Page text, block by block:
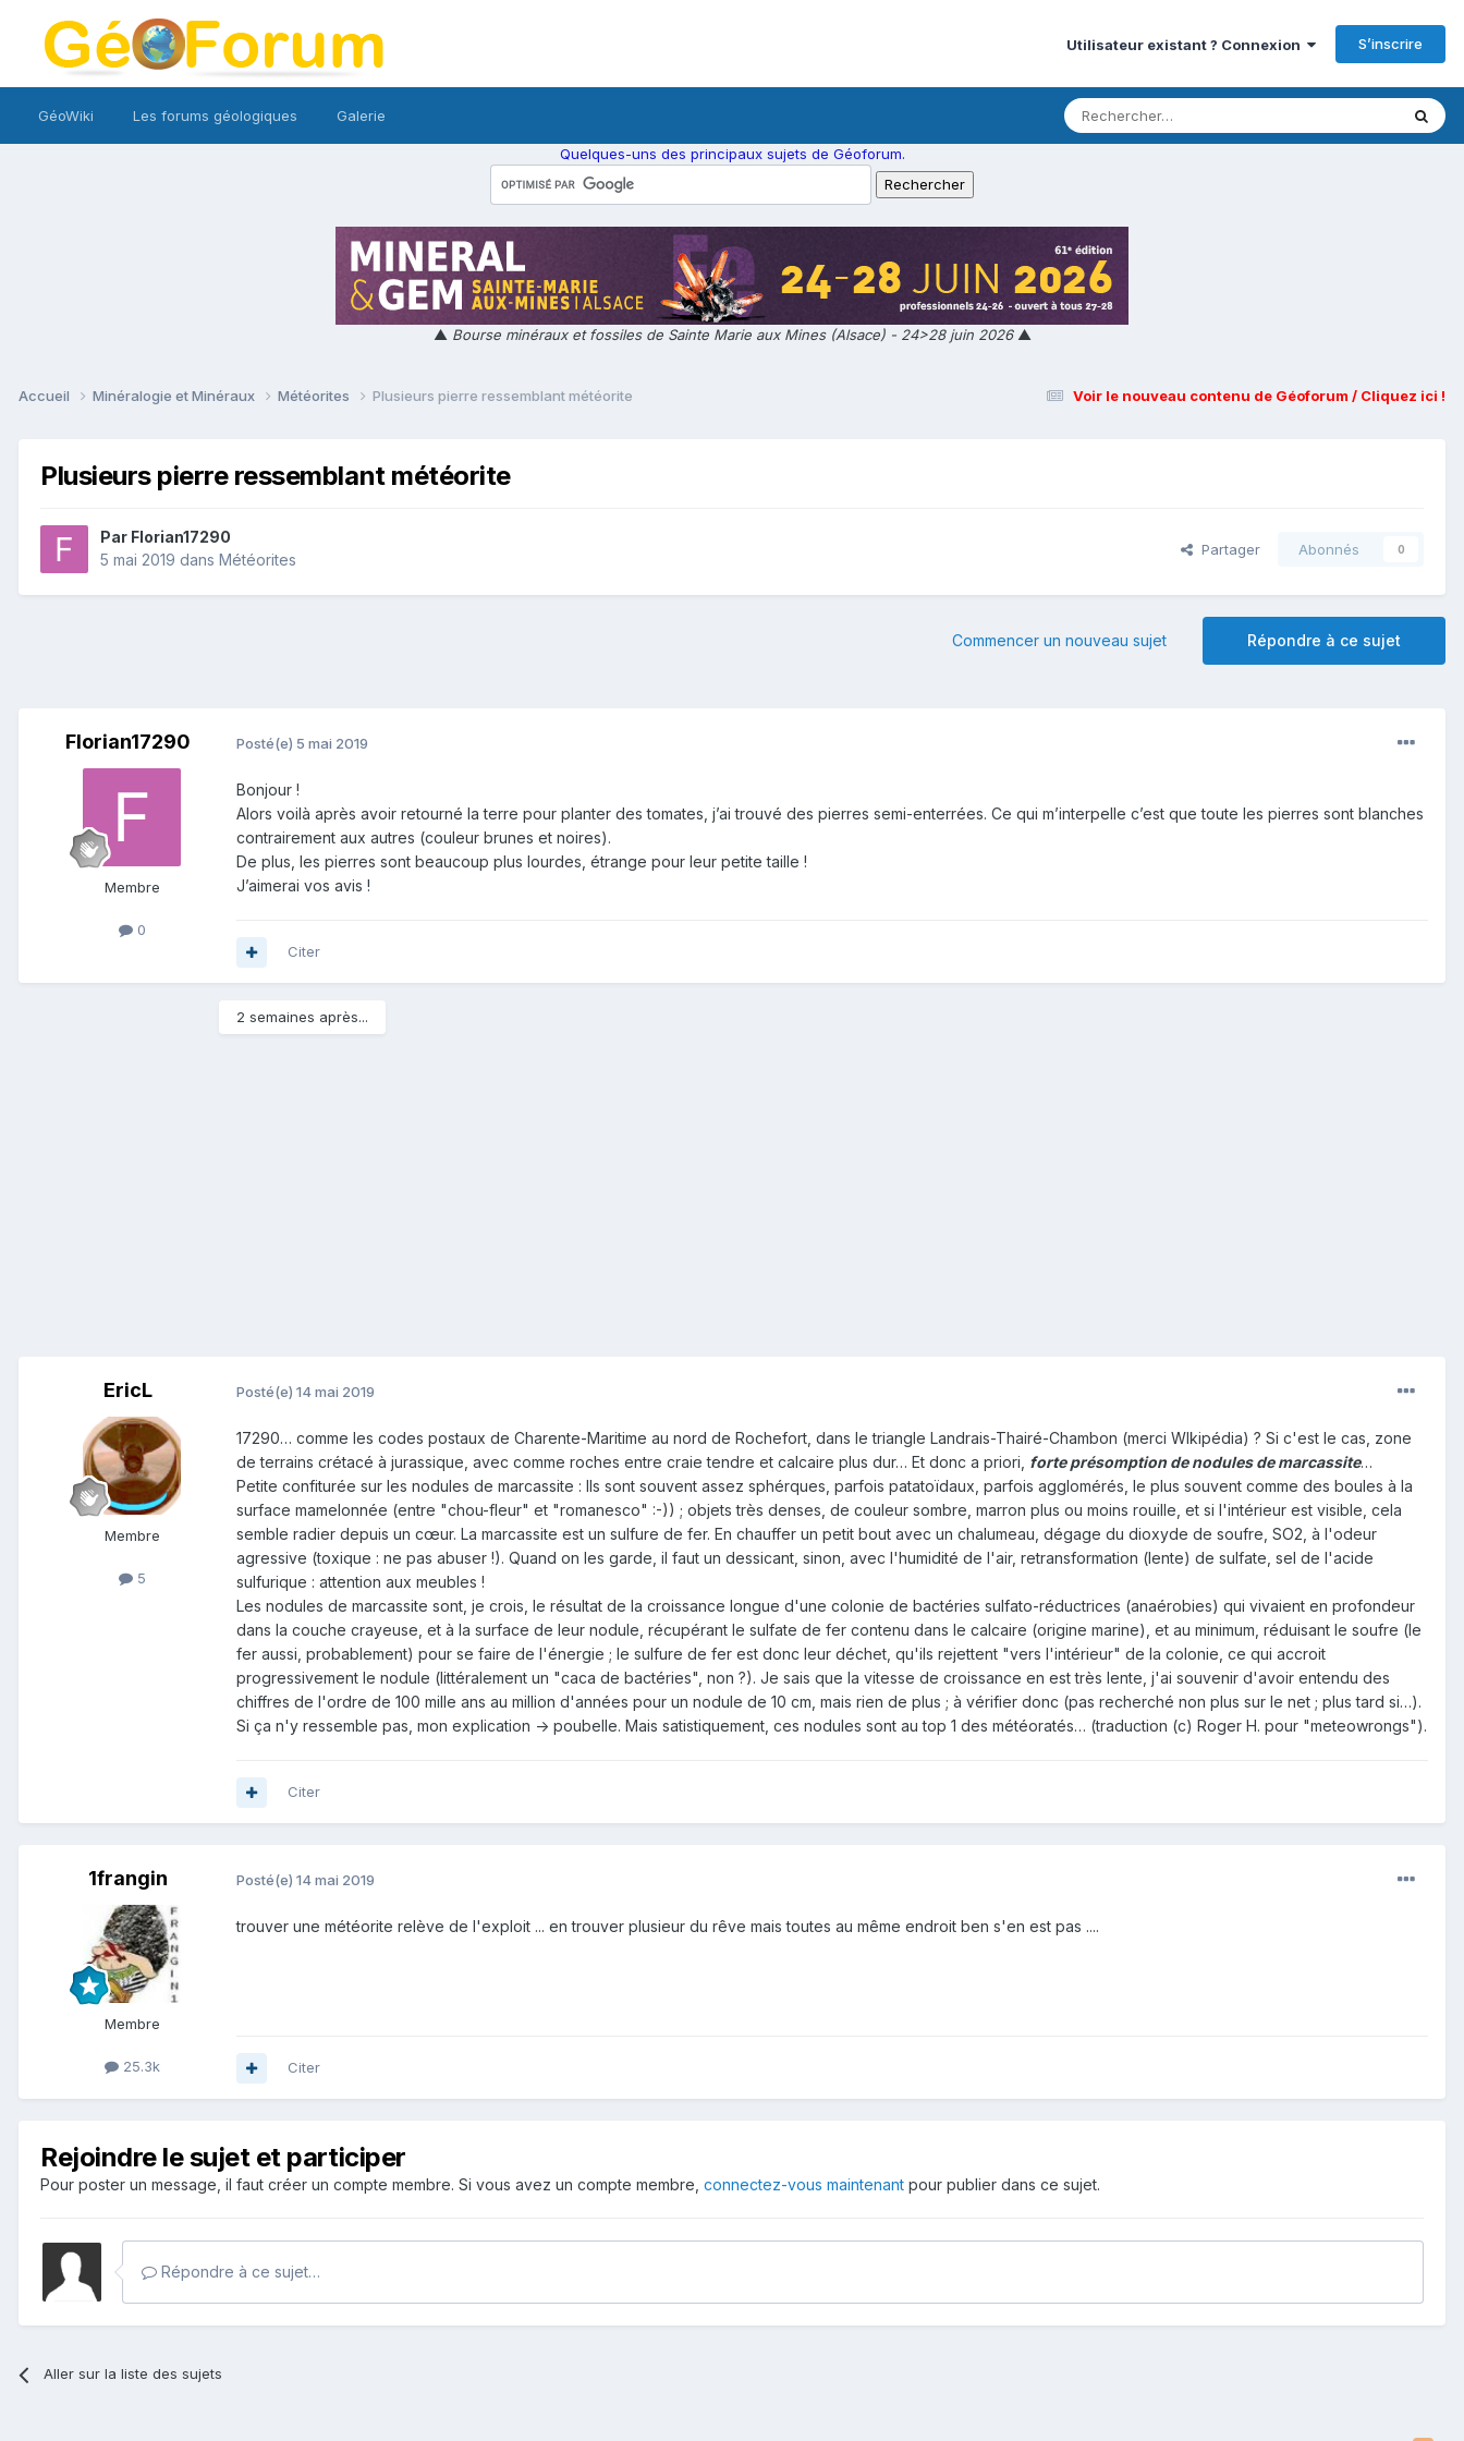
Utilisateur existant ? Connexion S’inscrire
GéoWiki Les forums géologiques Galerie
Quelques-uns des principaux sujets de Géoforum.
▲ Bourse minéraux et fossiles de Sainte Marie aux Mines (Alsace) - 24>28 juin 2026▲
Voir le nouveau contenu de Géoforum / Cliquez ici !
Accueil Minéralogie et Minéraux Météorites Plusieurs pierre ressemblant météorite
Plusieurs pierre ressemblant météorite
Par Florian17290
5 mai 2019 dans Météorites
Partager Abonnés 0
Répondre à ce sujet
Commencer un nouveau sujet
Florian17290
Membre
0
Posté(e) 5 mai 2019
Bonjour !
Alors voilà après avoir retourné la terre pour planter des tomates, j’ai trouvé des pierres semi-enterrées. Ce qui m’interpelle c’est que toute les pierres sont blanches
contrairement aux autres (couleur brunes et noires).
De plus, les pierres sont beaucoup plus lourdes, étrange pour leur petite taille !
J’aimerai vos avis !
Citer
2 semaines après...
EricL
Membre
5
Posté(e) 14 mai 2019
17290… comme les codes postaux de Charente-Maritime au nord de Rochefort, dans le triangle Landrais-Thairé-Chambon (merci WIkipédia) ? Si c'est le cas, zone
de terrains crétacé à jurassique, avec comme roches entre craie tendre et calcaire plus dur… Et donc a priori, forte présomption de nodules de marcassite…
Petite confiturée sur les nodules de marcassite : Ils sont souvent assez sphérques, parfois patatoïdaux, parfois agglomérés, le plus souvent comme des boules à la
surface mamelonnée (entre "chou-fleur" et "romanesco" :-)) ; objets très denses, de couleur sombre, marron plus ou moins rouille, et si l'intérieur est visible, cela
semble radier depuis un cœur. La marcassite est un sulfure de fer. En chauffer un petit bout avec un chalumeau, dégage du dioxyde de soufre, SO2, à l'odeur
agressive (toxique : ne pas abuser !). Quand on les garde, il faut un dessicant, sinon, avec l'humidité de l'air, retransformation (lente) de sulfate, sel de l'acide
sulfurique : attention aux meubles !
Les nodules de marcassite sont, je crois, le résultat de la croissance longue d'une colonie de bactéries sulfato-réductrices (anaérobies) qui vivaient en profondeur
dans la couche crayeuse, et à la surface de leur nodule, récupérant le sulfate de fer contenu dans le calcaire (origine marine), et au minimum, réduisant le soufre (le
fer aussi, probablement) pour se faire de l'énergie ; le sulfure de fer est donc leur déchet, qu'ils rejettent "vers l'intérieur" de la colonie, ce qui accroit
progressivement le nodule (littéralement un "caca de bactéries", non ?). Je sais que la vitesse de croissance en est très lente, j'ai souvenir d'avoir entendu des
chiffres de l'ordre de 100 mille ans au million d'années pour un nodule de 10 cm, mais rien de plus ; à vérifier donc (pas recherché non plus sur le net ; plus tard si…).
Si ça n'y ressemble pas, mon explication -> poubelle. Mais satistiquement, ces nodules sont au top 1 des météoratés… (traduction (c) Roger H. pour "meteowrongs").
Citer
1frangin
Membre
25.3k
Posté(e) 14 mai 2019
trouver une météorite relève de l'exploit ... en trouver plusieur du rêve mais toutes au même endroit ben s'en est pas ....
Citer
Rejoindre le sujet et participer
Pour poster un message, il faut créer un compte membre. Si vous avez un compte membre, connectez-vous maintenant pour publier dans ce sujet.
Répondre à ce sujet…
Aller sur la liste des sujets